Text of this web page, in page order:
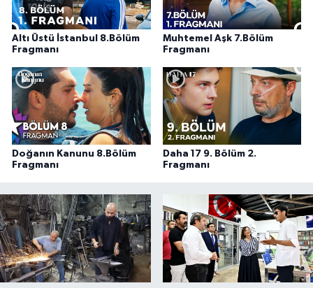
Altı Üstü İstanbul 8.Bölüm
Fragmanı
Muhtemel Aşk 7.Bölüm
Fragmanı
Doğanın Kanunu 8.Bölüm
Fragmanı
Daha 17 9. Bölüm 2.
Fragmanı